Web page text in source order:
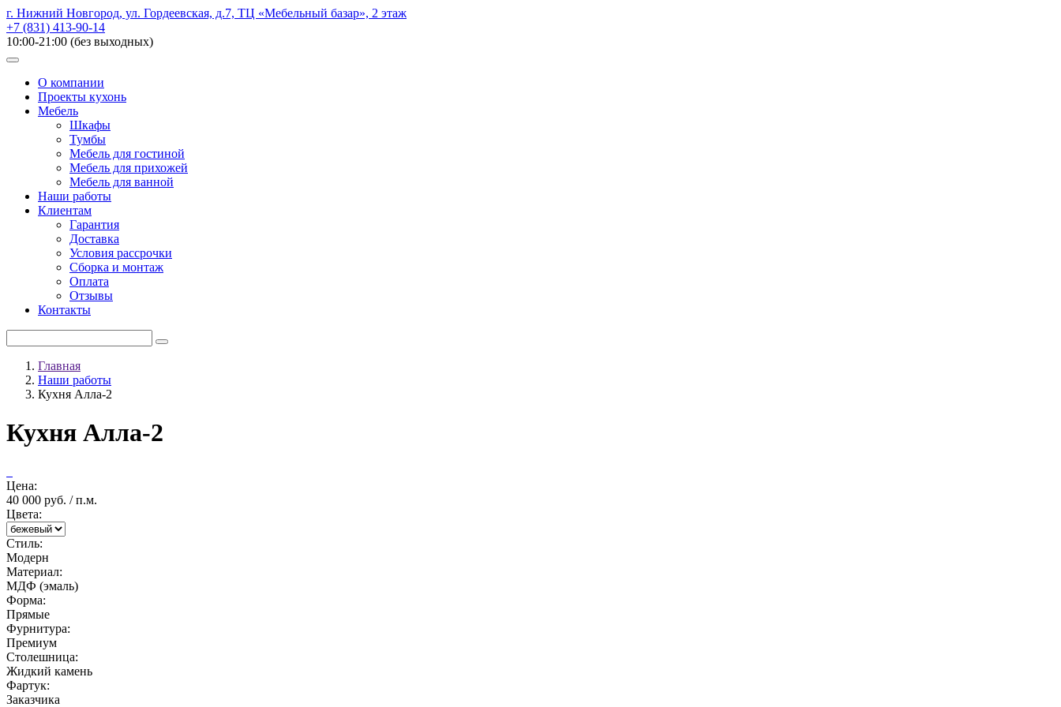
г. Нижний Новгород, ул. Гордеевская, д.7, ТЦ «Мебельный базар», 2 этаж
+7 (831) 413-90-14
10:00-21:00 (без выходных)
О компании
Проекты кухонь
Мебель
Шкафы
Тумбы
Мебель для гостиной
Мебель для прихожей
Мебель для ванной
Наши работы
Клиентам
Гарантия
Доставка
Условия рассрочки
Сборка и монтаж
Оплата
Отзывы
Контакты
Главная
Наши работы
Кухня Алла-2
Кухня Алла-2
Цена:
40 000 руб. / п.м.
Цвета:
Стиль:
Модерн
Материал:
МДФ (эмаль)
Форма:
Прямые
Фурнитура:
Премиум
Столешница:
Жидкий камень
Фартук:
Заказчика